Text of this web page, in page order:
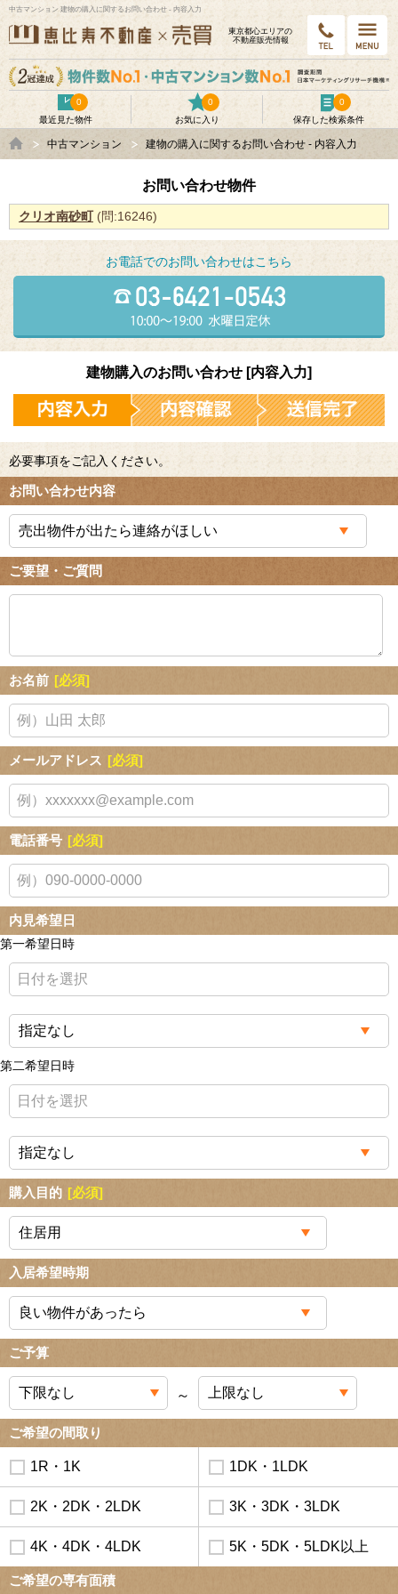
中古マンション 建物の購入に関するお問い合わせ - 内容入力
東京都⼼エリアの
不動産販売情報
最近見た物件
0
お気に入り
0
保存した検索条件
0
中古マンション 建物の購入に関するお問い合わせ - 内容入力
お問い合わせ物件
クリオ南砂町(問:16246)
お電話でのお問い合わせはこちら
建物購入のお問い合わせ [内容入力]
必要事項をご記入ください。
お問い合わせ内容
ご要望・ご質問
お名前 [必須]
メールアドレス [必須]
電話番号 [必須]
内見希望日
第一希望日時
第二希望日時
購入目的 [必須]
入居希望時期
ご予算
～
ご希望の間取り
1R・1K 1DK・1LDK
2K・2DK・2LDK 3K・3DK・3LDK
4K・4DK・4LDK 5K・5DK・5LDK以上
ご希望の専有面積